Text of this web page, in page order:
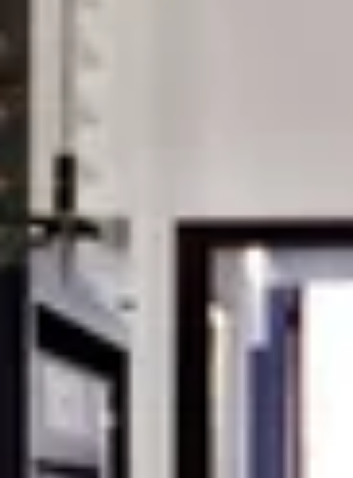
Château Chasse Spleen
Château de Pressac
Château du Taillan
Château Ferrière
Château Fombrauge
Château Guadet
Château Haut Bailly
Château Kirwan
Château Lagrange
Château Latour Martillac